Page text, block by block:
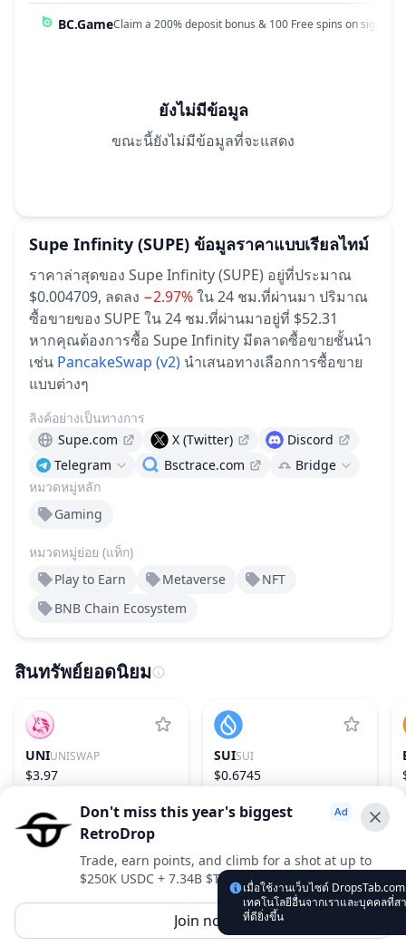
BC.GameClaim a 200% deposit bonus & 100 Free spins on sign up!
ยังไม่มีข้อมูล
ขณะนี้ยังไม่มีข้อมูลที่จะแสดง
Supe Infinity (SUPE) ข้อมูลราคาแบบเรียลไทม์
ราคาล่าสุดของ Supe Infinity (SUPE) อยู่ที่ประมาณ
$0.004709, ลดลง −2.97%ใน 24 ชม.ที่ผ่านมา ปริมาณ
ซื้อขายของ SUPE ใน 24 ชม.ที่ผ่านมาอยู่ที่ $52.31
หากคุณต้องการซื้อ Supe Infinity มีตลาดซื้อขายชั้นนำ
เช่น PancakeSwap (v2) นำเสนอทางเลือกการซื้อขาย
แบบต่างๆ
หมวดหมู่หลัก
Gaming
หมวดหมู่ย่อย (แท็ก)
Play to Earn
Metaverse
NFT
BNB Chain Ecosystem
ลิงค์อย่างเป็นทางการ
Supe.com
X (Twitter)
Discord
Telegram
Bsctrace.com Bridge
สินทรัพย์ยอดนิยม
UNIUNISWAP
$3.97
SUISUI
$0.6745
Advertise With Us ⭐️
Interested in advertising? Reach us out
DropsTab.com
เมื่อใช้งานเว็บไซต์
เทคโนโลยีอื่นจากเราและบุคคลที่
ที่ดียิ่งขึ้น
Don't miss this year's biggest
RetroDrop
Trade, earn points, and climb for a shot at up to
$250K USDC + 7.34B $TRUE
Join now